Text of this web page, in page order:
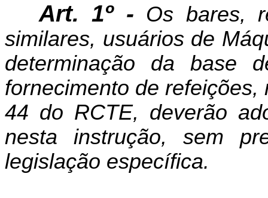
Art. 1º - Os bares,
similares, usuários de
determinação da base
fornecimento de
44 do RCTE, deverão
nesta instrução, sem
legislação específica.